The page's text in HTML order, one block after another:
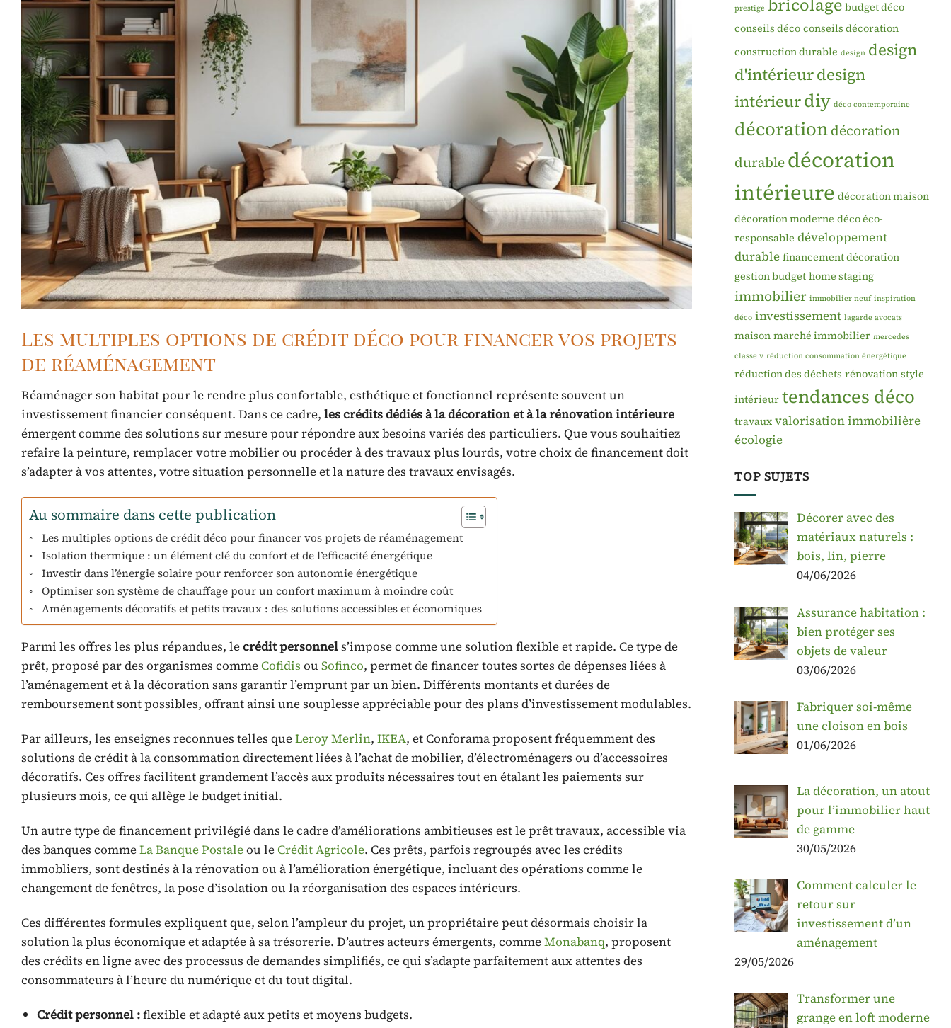
Les multiples options de crédit déco pour financer vos projets
de réaménagement
Réaménager son habitat pour le rendre plus confortable, esthétique et fonctionnel représente souvent un
investissement financier conséquent. Dans ce cadre, les crédits dédiés à la décoration et à la rénovation intérieure
émergent comme des solutions sur mesure pour répondre aux besoins variés des particuliers. Que vous souhaitiez
refaire la peinture, remplacer votre mobilier ou procéder à des travaux plus lourds, votre choix de financement doit
s’adapter à vos attentes, votre situation personnelle et la nature des travaux envisagés.
Au sommaire dans cette publication
Les multiples options de crédit déco pour financer vos projets de réaménagement
Isolation thermique : un élément clé du confort et de l’efficacité énergétique
Investir dans l’énergie solaire pour renforcer son autonomie énergétique
Optimiser son système de chauffage pour un confort maximum à moindre coût
Aménagements décoratifs et petits travaux : des solutions accessibles et économiques
Parmi les offres les plus répandues, lecrédit personnels’impose comme une solution flexible et rapide. Ce type de
prêt, proposé par des organismes commeCofidis ou Sofinco, permet de financer toutes sortes de dépenses liées à
l’aménagement et à la décoration sans garantir l’emprunt par un bien. Différents montants et durées de
remboursement sont possibles, offrant ainsi une souplesse appréciable pour des plans d’investissement modulables.
Par ailleurs, les enseignes reconnues telles queLeroy Merlin, IKEA, et Conforama proposent fréquemment des
solutions de crédit à la consommation directement liées à l’achat de mobilier, d’électroménagers ou d’accessoires
décoratifs. Ces offres facilitent grandement l’accès aux produits nécessaires tout en étalant les paiements sur
plusieurs mois, ce qui allège le budget initial.
Un autre type de financement privilégié dans le cadre d’améliorations ambitieuses est le prêt travaux, accessible via
des banques commeLa Banque Postaleou leCrédit Agricole. Ces prêts, parfois regroupés avec les crédits
immobliers, sont destinés à la rénovation ou à l’amélioration énergétique, incluant des opérations comme le
changement de fenêtres, la pose d’isolation ou la réorganisation des espaces intérieurs.
Ces différentes formules expliquent que, selon l’ampleur du projet, un propriétaire peut désormais choisir la
solution la plus économique et adaptée à sa trésorerie. D’autres acteurs émergents, commeMonabanq, proposent
des crédits en ligne avec des processus de demandes simplifiés, ce qui s’adapte parfaitement aux attentes des
consommateurs à l’heure du numérique et du tout digital.
Crédit personnel :flexible et adapté aux petits et moyens budgets.
prestige bricolage budget déco
conseils déco conseils décoration
construction durable design design
d'intérieurdesign
intérieurdiy déco contemporaine
décorationdécoration
durabledécoration
intérieure décoration maison
décoration moderne déco éco-
responsable développement
durable financement décoration
gestion budget home staging
immobilier immobilier neuf inspiration
déco investissement lagarde avocats
maison marché immobilier mercedes
classe v réduction consommation énergétique
réduction des déchets rénovation style
intérieur tendances déco
travaux valorisation immobilière
écologie
TOP SUJETS
Décorer avec des
matériaux naturels :
bois, lin, pierre
04/06/2026
Assurance habitation :
bien protéger ses
objets de valeur
03/06/2026
Fabriquer soi-même
une cloison en bois
01/06/2026
La décoration, un atout
pour l’immobilier haut
de gamme
30/05/2026
Comment calculer le
retour sur
investissement d’un
aménagement
29/05/2026
Transformer une
grange en loft moderne